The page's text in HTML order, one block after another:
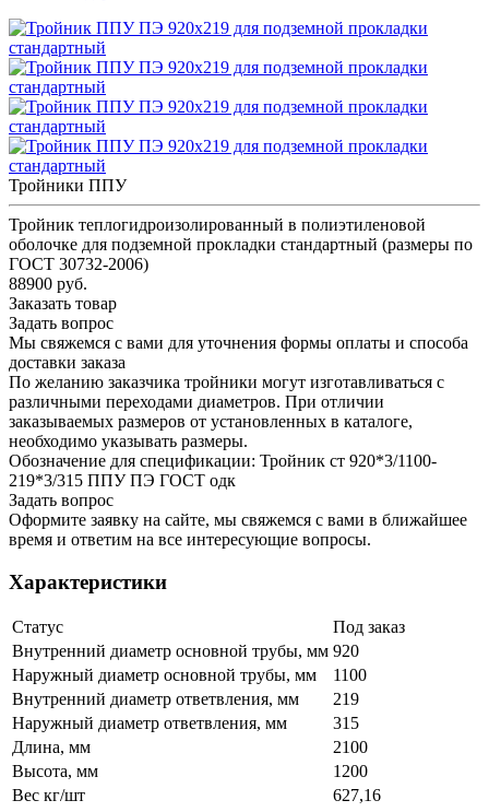
Тройники ППУ
Тройник теплогидроизолированный в полиэтиленовой
оболочке для подземной прокладки стандартный (размеры по
ГОСТ 30732-2006)
88900 руб.
Заказать товар
Задать вопрос
Мы свяжемся с вами для уточнения формы оплаты и способа
доставки заказа
По желанию заказчика тройники могут изготавливаться с
различными переходами диаметров. При отличии
заказываемых размеров от установленных в каталоге,
необходимо указывать размеры.
Обозначение для спецификации: Тройник ст 920*3/1100-
219*3/315 ППУ ПЭ ГОСТ одк
Задать вопрос
Оформите заявку на сайте, мы свяжемся с вами в ближайшее
время и ответим на все интересующие вопросы.
Характеристики
Статус
Под заказ
Внутренний диаметр основной трубы, мм 920
Наружный диаметр основной трубы, мм
1100
Внутренний диаметр ответвления, мм
219
Наружный диаметр ответвления, мм
315
Длина, мм
2100
Высота, мм
1200
Вес кг/шт
627,16